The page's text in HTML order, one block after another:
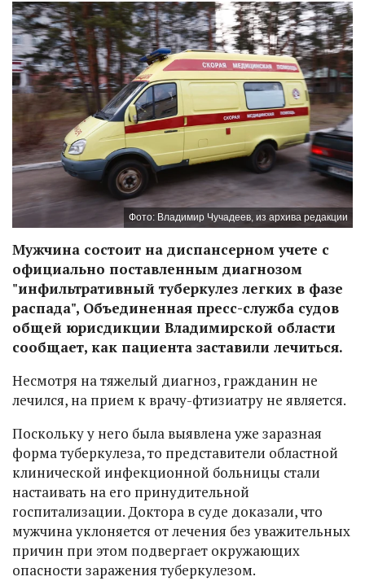
Фото: Владимир Чучадеев, из архива редакции
Мужчина состоит на диспансерном учете с
официально поставленным диагнозом
"инфильтративный туберкулез легких в фазе
распада", Объединенная пресс-служба судов
общей юрисдикции Владимирской области
сообщает, как пациента заставили лечиться.
Несмотря на тяжелый диагноз, гражданин не
лечился, на прием к врачу-фтизиатру не является.
Поскольку у него была выявлена уже заразная
форма туберкулеза, то представители областной
клинической инфекционной больницы стали
настаивать на его принудительной
госпитализации. Доктора в суде доказали, что
мужчина уклоняется от лечения без уважительных
причин при этом подвергает окружающих
опасности заражения туберкулезом.